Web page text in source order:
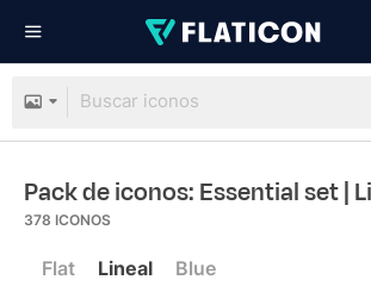
Pack de iconos: Essential set|
378 ICONOS
Flat Lineal Blue